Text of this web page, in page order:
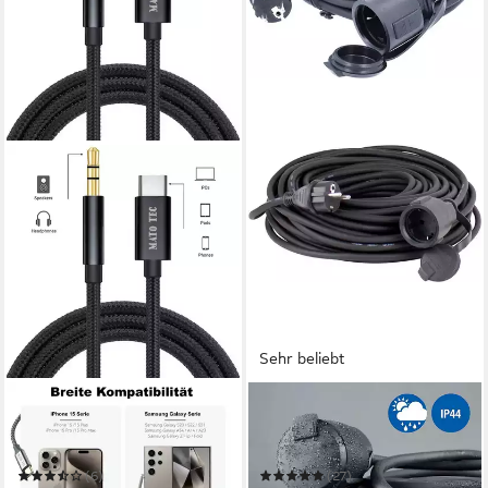
ALPHA ELECTRONICS
USB Type C zu Aux Stecker
Schwarz, Huawei, Samsung,
Apple, Audio- & Video-Kabel
(6)
Sehr beliebt
60310 - Verlängerungskabel
IP44 10m, H05RR-F 3G
1,5mm² Verlängerungskabel
(27)